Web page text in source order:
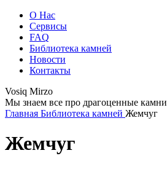
О Нас
Сервисы
FAQ
Библиотека камней
Новости
Контакты
Vosiq Mirzo
Мы знаем все про драгоценные камни
Главная Библиотека камней Жемчуг
Жемчуг